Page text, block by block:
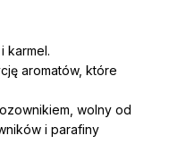
karmel.
aromatów, które
wolny od
i parafiny